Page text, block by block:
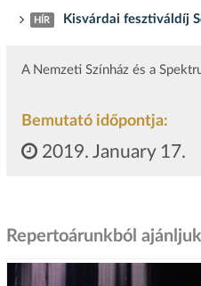
HÍR Kisvárdai fesztiváldíj
A Nemzeti Színház és a
Bemutató időpontja:
2019. January 17.
Repertoárunkból ajánljuk